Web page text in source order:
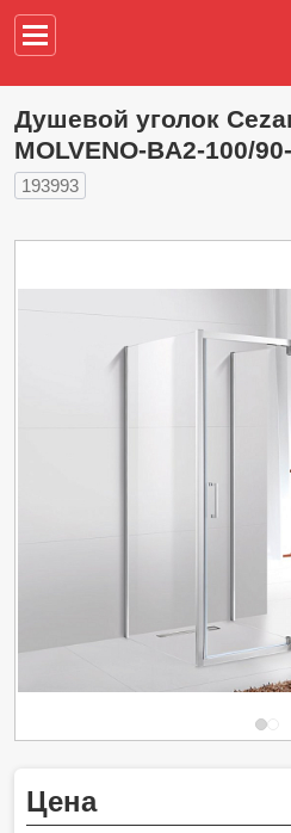
Душевой уголок
MOLVENO-BA2-100/
193993
Цена